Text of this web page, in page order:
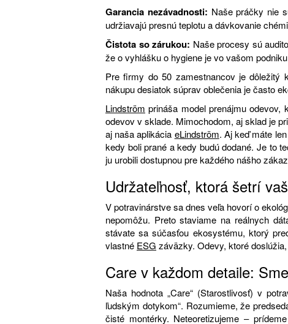
Garancia nezávadnosti: Naše práčky nie
udržiavajú presnú teplotu a dávkovanie
Čistota so zárukou: Naše procesy sú
že o vyhlášku o hygiene je vo vašom
Pre firmy do 50 zamestnancov je dôležitý
nákupu desiatok súprav oblečenia je často
Lindström prináša model prenájmu
odevov v sklade. Mimochodom, aj sklad je
aj naša aplikácia eLindström. Aj keď máte
kedy boli prané a kedy budú dodané. Je to
ju urobili dostupnou pre každého nášho
Udržateľnosť, ktorá šetrí
V potravinárstve sa dnes veľa hovorí o
nepomôžu. Preto staviame na reálnych
stávate sa súčasťou ekosystému, ktorý
vlastné ESG záväzky. Odevy, ktoré
Care v každom detaile:
Naša hodnota „Care“ (Starostlivosť) v
ľudským dotykom“. Rozumieme, že
čisté montérky. Neteoretizujeme –